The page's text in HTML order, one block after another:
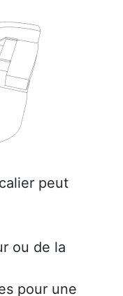
peut
ou de la
pour une